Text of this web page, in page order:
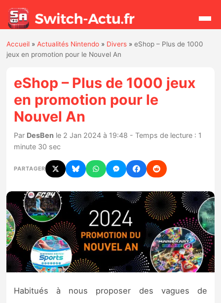
Actualités
Jeux
Hardware
Mises à jour
Chiffres de ventes
Rumeurs
Nintendo Direct
Tests et previews
Tests de jeux
Accueil »Actualités Nintendo » Divers »eShop – Plus de 1000
jeux en promotion pour le Nouvel An
eShop – Plus de 1000 jeux
en promotion pour le
Nouvel An
Par DesBen le 2 Jan 2024 à 19:48 - Temps de lecture : 1
minute 30 sec
PARTAGER
Habitués à nous proposer des vagues de